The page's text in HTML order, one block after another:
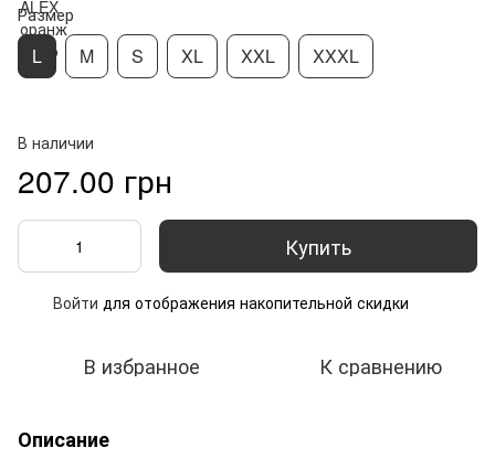
Размер
L M S XL XXL XXXL
В наличии
207.00 грн
Купить
Войти для отображения накопительной скидки
В избранное К сравнению
Описание